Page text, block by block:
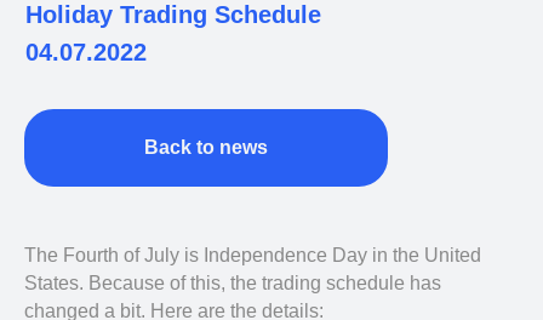
Holiday Trading Schedule
04.07.2022
Back to news
The Fourth of July is Independence Day in the United
States. Because of this, the trading schedule has
changed a bit. Here are the details: